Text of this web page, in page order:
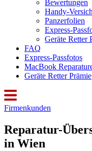
Bewertungen
Handy-
Panzerfolien
Express-
Geräte Retter
FAQ
Express-Passfotos
MacBook
Geräte Retter Prämie
Firmenkunden
Reparatur-
in Wien